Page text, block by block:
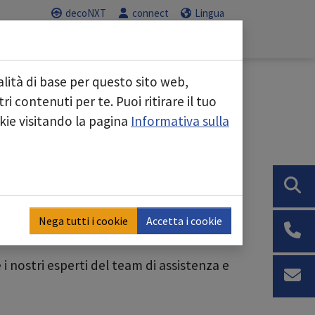
decoNXT connect Lingua
vostre attrezzature
regolare, garantiamo
manutenzione. Questa può
controllo regolare delle prestazioni.
esperti del team di assistenza e
di base per questo sito web,
contenuti per te. Puoi ritirare il tuo
visitando la pagina Informativa sulla
Nega tutti i cookie Accetta i cookie